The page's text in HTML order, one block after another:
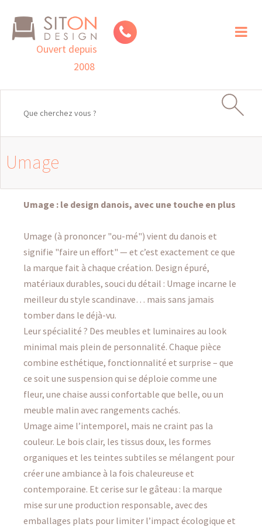
Ouvert depuis
2008
Umage
Umage : le design danois, avec une touche en plus
Umage (à prononcer "ou-mé") vient du danois et
signifie "faire un effort" — et c’est exactement ce que
la marque fait à chaque création. Design épuré,
matériaux durables, souci du détail : Umage incarne le
meilleur du style scandinave… mais sans jamais
tomber dans le déjà-vu.
Leur spécialité ? Des meubles et luminaires au look
minimal mais plein de personnalité. Chaque pièce
combine esthétique, fonctionnalité et surprise – que
ce soit une suspension qui se déploie comme une
fleur, une chaise aussi confortable que belle, ou un
meuble malin avec rangements cachés.
Umage aime l’intemporel, mais ne craint pas la
couleur. Le bois clair, les tissus doux, les formes
organiques et les teintes subtiles se mélangent pour
créer une ambiance à la fois chaleureuse et
contemporaine. Et cerise sur le gâteau : la marque
mise sur une production responsable, avec des
emballages plats pour limiter l’impact écologique et